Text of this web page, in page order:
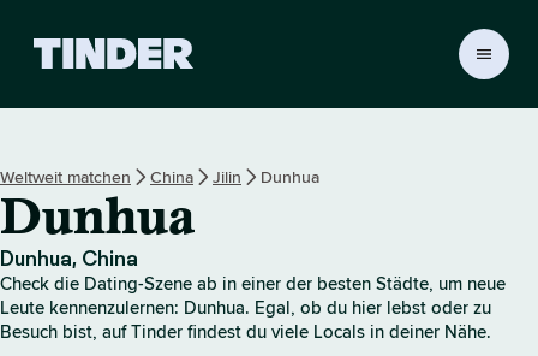
r
a
r
t
Weltweit matchen China Jilin Dunhua
Dunhua
Dunhua, China
Check die Dating-Szene ab in einer der besten Städte, um neue
Leute kennenzulernen: Dunhua. Egal, ob du hier lebst oder zu
Besuch bist, auf Tinder findest du viele Locals in deiner Nähe.